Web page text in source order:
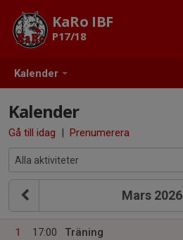
Kalender
KaRo IBF
P17/18
Kalender
Gå till idag | Prenumerera
Mars 2026
1
17:00
Träning